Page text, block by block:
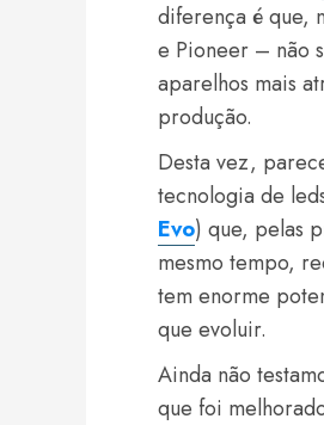
diferença é que,
e Pioneer – não
aparelhos mais
produção.
Desta vez,
tecnologia de
Evo) que, pelas
mesmo tempo,
tem enorme
que evoluir.
Ainda não
que foi